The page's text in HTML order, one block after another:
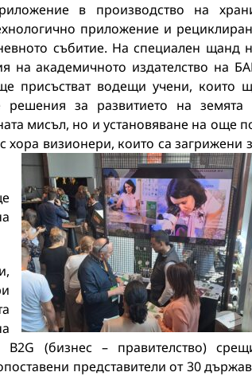
в производство на
приложение и
събитие. На специален щанд
на академичното издателство на
присъстват водещи учени, които
решения за развитието на земята
мисъл, но и установяване на още
хора визионери, които са загрижени
(бизнес – правителство)
представители от 30